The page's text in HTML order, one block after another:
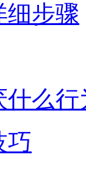
细步骤
什么行
巧